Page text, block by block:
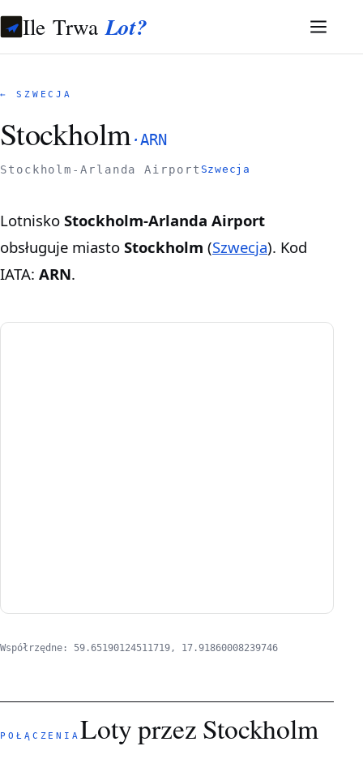
Ile TrwaLot?
← SZWECJA
Stockholm·ARN
Stockholm-Arlanda Airport Szwecja
Lotnisko Stockholm-Arlanda Airport
obsługuje miasto Stockholm (Szwecja). Kod
IATA: ARN.
Współrzędne: 59.65190124511719, 17.91860008239746
POŁĄCZENIALoty przez Stockholm